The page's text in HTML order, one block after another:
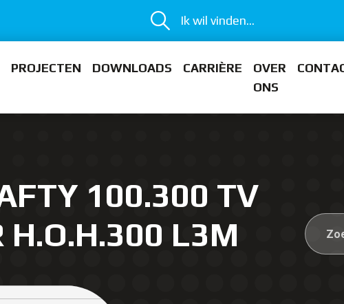
Ik wil vinden...
PROJECTEN DOWNLOADS CARRIÈRE
OVER
ONS
100.300 TV
H.O.H.300 L3M